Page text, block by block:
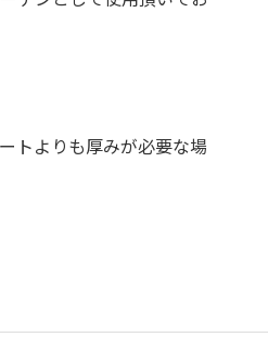
トよりも厚みが必要な場